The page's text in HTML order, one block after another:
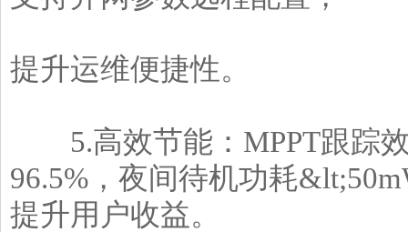
提升运维便捷性。
5.高效节能：MPPT跟踪效
96.5%，夜间待机功耗
提升用户收益。